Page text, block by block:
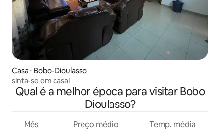
Casa ⋅ Bobo-Dioulasso
sinta-se em casa!
Qual é a melhor época para visitar Bobo
Dioulasso?
Mês Preço médio Temp. média